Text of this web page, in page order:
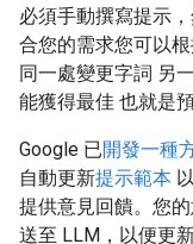
必須手動撰寫提示
合您的需求您可以
同一處變更字詞 另
能獲得最佳 也就是
Google 已開發一種
自動更新提示範本
提供意見回饋。您
送至 LLM，以便更